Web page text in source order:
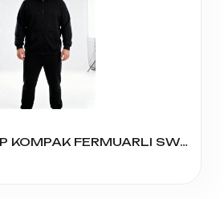
2003 ERKEK 3İP KOMPAK FERMUARLI SWEAT BATTAL